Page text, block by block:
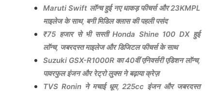
Maruti Swift लॉन्च हुई नए धाकड़ फीचर्स और 23KMPL
माइलेज के साथ, बनी मिडिल क्लास की पहली पसंद
₹75 हजार से भी सस्ती Honda Shine 100 DX हुई
लॉन्च, जबरदस्त माइलेज और डिजिटल फीचर्स के साथ
Suzuki GSX-R1000R का 40वीं एनिवर्सरी एडिशन लॉन्च,
पावरफुल इंजन और रेट्रो लुक्स ने बढ़ाया क्रेज़
TVS Ronin ने मचाई धूम, 225cc इंजन और जबरदस्त